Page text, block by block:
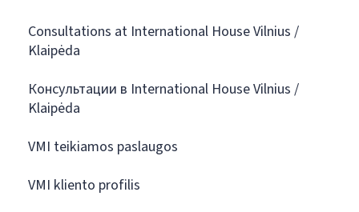
Consultations at International House Vilnius /
Klaipėda
Консультации в International House Vilnius /
Klaipėda
VMI teikiamos paslaugos
VMI kliento profilis